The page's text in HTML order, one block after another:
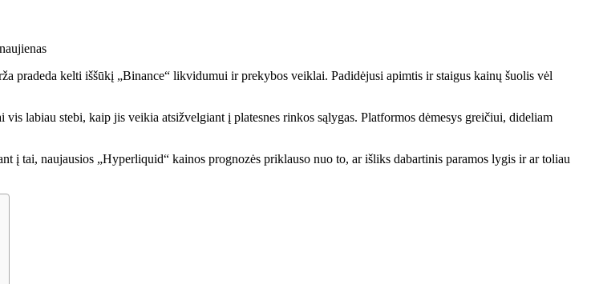
pradeda kelti iššūkį „Binance“ likvidumui ir prekybos veiklai. Padidėjusi apimtis ir staigus kainų šuolis vėl
labiau stebi, kaip jis veikia atsižvelgiant į platesnes rinkos sąlygas. Platformos dėmesys greičiui, dideliam
į tai, naujausios „Hyperliquid“ kainos prognozės priklauso nuo to, ar išliks dabartinis paramos lygis ir ar toliau